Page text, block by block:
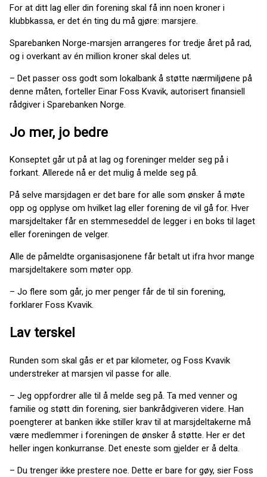
For at ditt lag eller din forening skal få inn noen kroner i
klubbkassa, er det én ting du må gjøre: marsjere.
Sparebanken Norge-marsjen arrangeres for tredje året på rad,
og i overkant av én million kroner skal deles ut.
– Det passer oss godt som lokalbank å støtte nærmiljøene på
denne måten, forteller Einar Foss Kvavik, autorisert finansiell
rådgiver i Sparebanken Norge.
Jo mer, jo bedre
Konseptet går ut på at lag og foreninger melder seg på i
forkant. Allerede nå er det mulig å melde seg på.
På selve marsjdagen er det bare for alle som ønsker å møte
opp og opplyse om hvilket lag eller forening de vil gå for. Hver
marsjdeltaker får en stemmeseddel de legger i en boks til laget
eller foreningen de velger.
Alle de påmeldte organisasjonene får betalt ut ifra hvor mange
marsjdeltakere som møter opp.
– Jo flere som går, jo mer penger får de til sin forening,
forklarer Foss Kvavik.
Lav terskel
Runden som skal gås er et par kilometer, og Foss Kvavik
understreker at marsjen vil passe for alle.
– Jeg oppfordrer alle til å melde seg på. Ta med venner og
familie og støtt din forening, sier bankrådgiveren videre. Han
poengterer at banken ikke stiller krav til at marsjdeltakerne må
være medlemmer i foreningen de ønsker å støtte. Her er det
heller ingen konkurranse. Det eneste som gjelder er å delta.
– Du trenger ikke prestere noe. Dette er bare for gøy, sier Foss